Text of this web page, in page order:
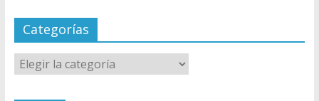
Categorías
Categorías